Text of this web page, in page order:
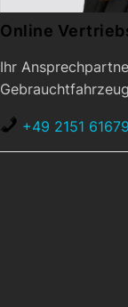
Online
Ihr
Gebrauchtfahrzeug
+49 2151